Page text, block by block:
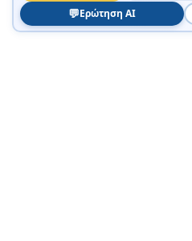
💬Ερώτηση AI